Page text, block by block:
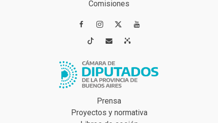
Comisiones
 
 
Prensa
Proyectos y normativa